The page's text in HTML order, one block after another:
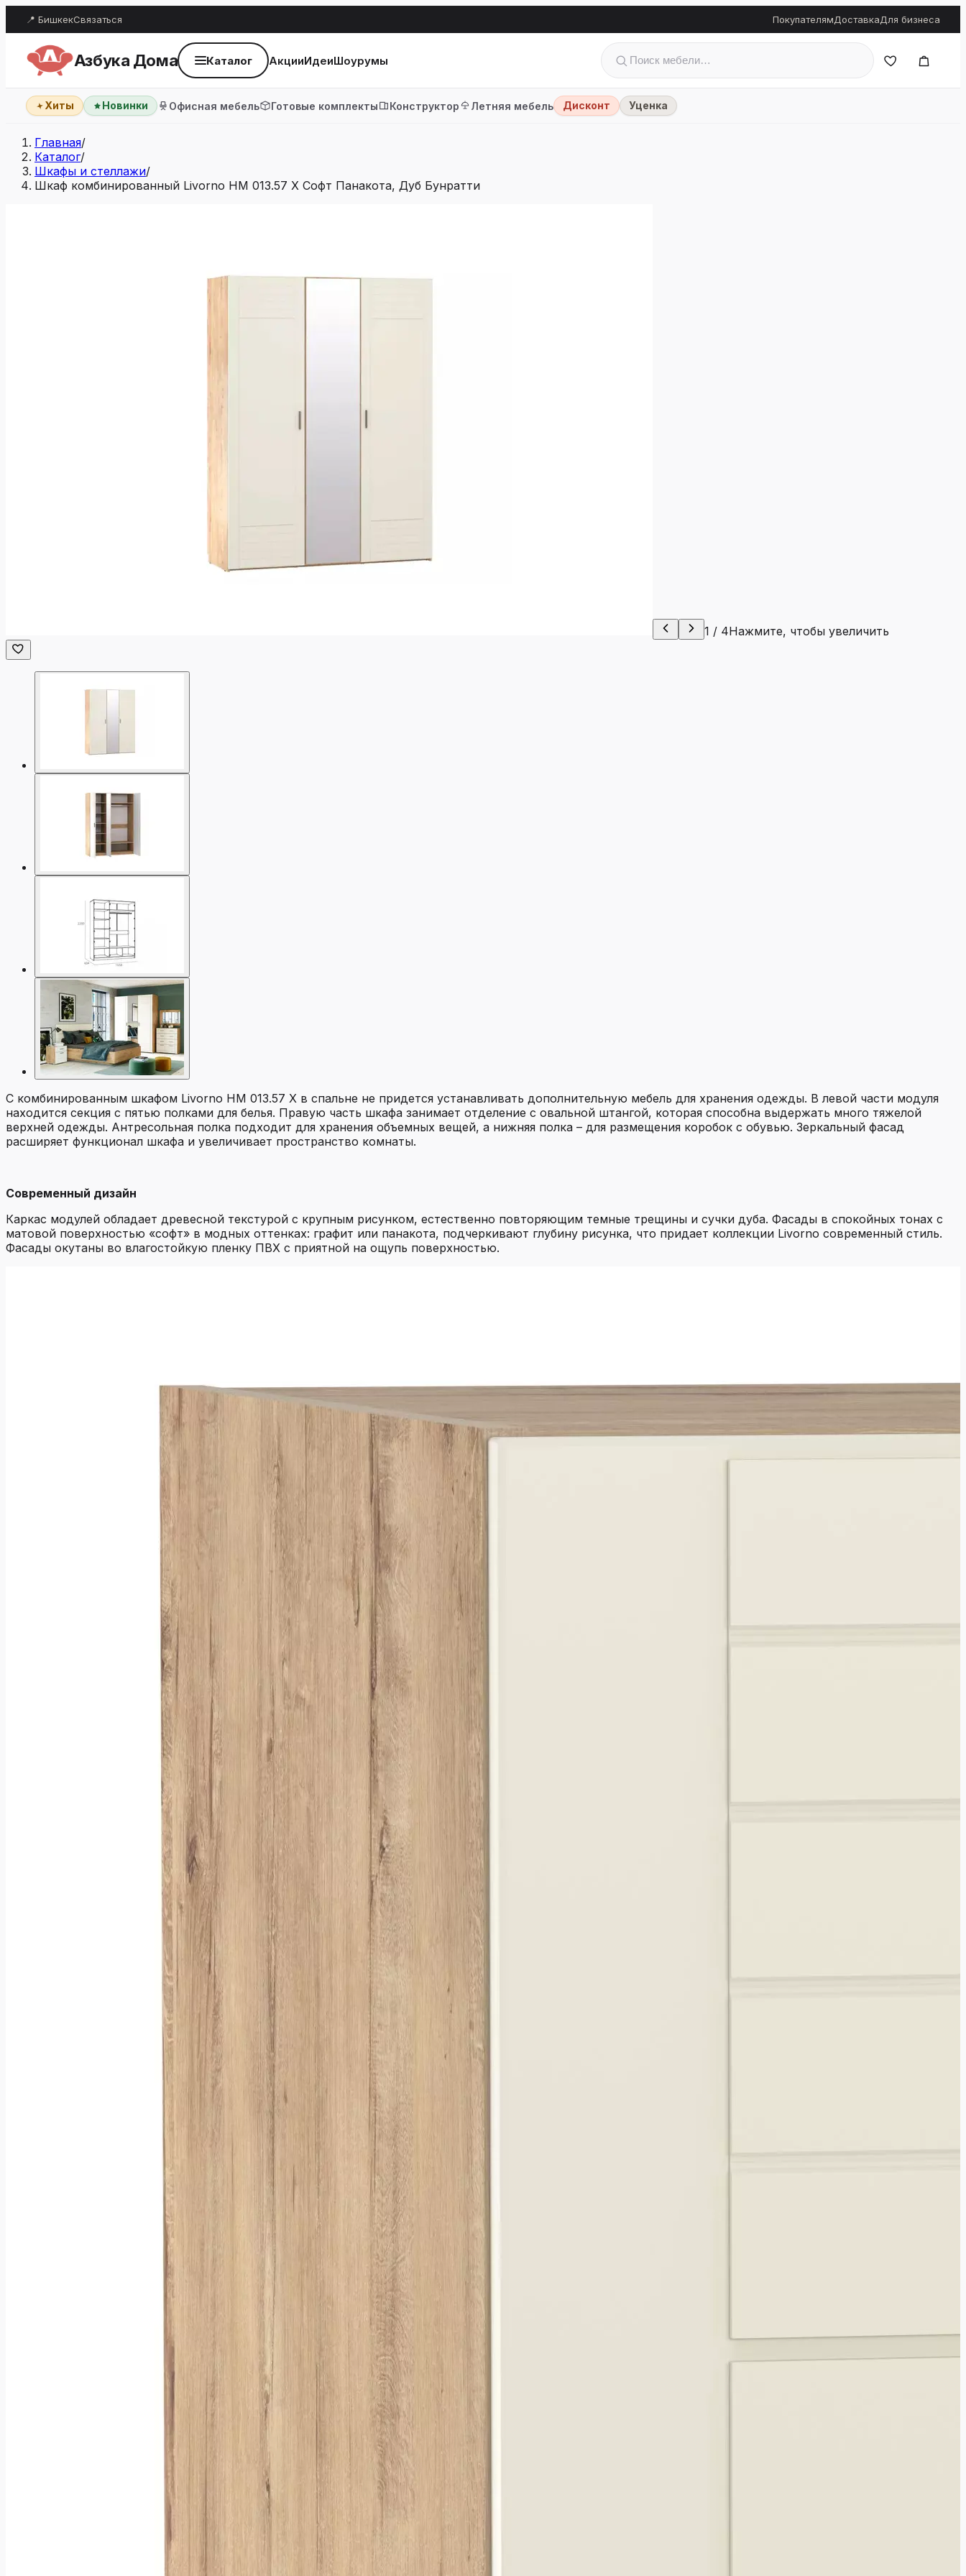
📍 БишкекСвязаться ПокупателямДоставкаДля бизнеса
Азбука Дома Каталог АкцииИдеиШоурумы
Хиты Новинки Офисная мебель Готовые комплекты Конструктор Летняя мебель Дисконт Уценка
Главная/
Каталог/
Шкафы и стеллажи/
Шкаф комбинированный Livorno НМ 013.57 Х Софт Панакота, Дуб Бунратти
1 / 4Нажмите, чтобы увеличить
С комбинированным шкафом Livorno НМ 013.57 Х в спальне не придется устанавливать дополнительную мебель для хранения одежды. В левой части модуля
находится секция с пятью полками для белья. Правую часть шкафа занимает отделение с овальной штангой, которая способна выдержать много тяжелой
верхней одежды. Антресольная полка подходит для хранения объемных вещей, а нижняя полка – для размещения коробок с обувью. Зеркальный фасад
расширяет функционал шкафа и увеличивает пространство комнаты.
Современный дизайн
Каркас модулей обладает древесной текстурой с крупным рисунком, естественно повторяющим темные трещины и сучки дуба. Фасады в спокойных тонах с
матовой поверхностью «софт» в модных оттенках: графит или панакота, подчеркивают глубину рисунка, что придает коллекции Livorno современный стиль.
Фасады окутаны во влагостойкую пленку ПВХ с приятной на ощупь поверхностью.